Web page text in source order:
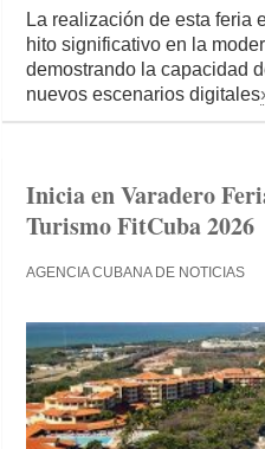
La realización de esta feria
hito significativo en la
demostrando la capacidad
nuevos escenarios digitales
Inicia en Varadero
Turismo FitCuba 2026
AGENCIA CUBANA DE NOTICIAS